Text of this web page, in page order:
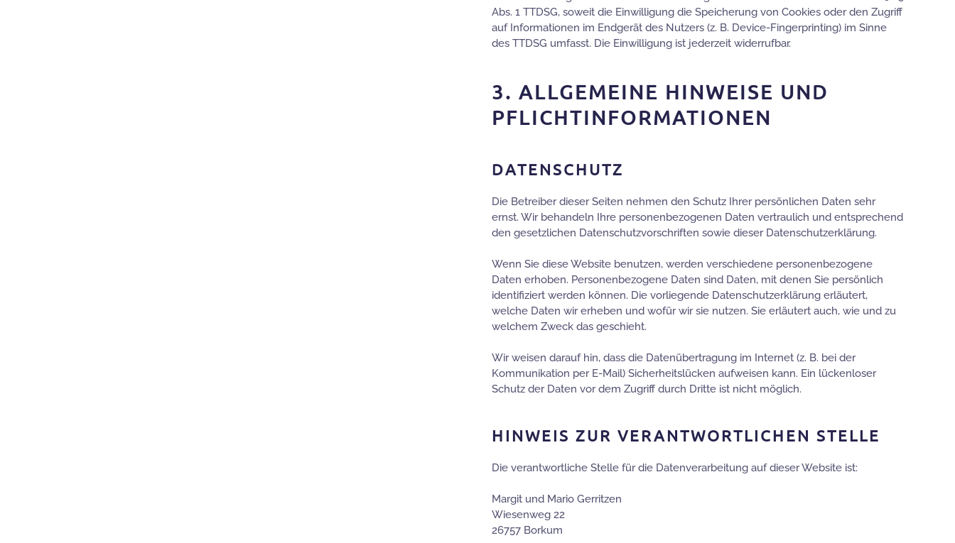
Abs. 1 TTDSG, soweit die Einwilligung die Speicherung von Cookies oder den Zugriff
auf Informationen im Endgerät des Nutzers (z. B. Device-Fingerprinting) im Sinne
des TTDSG umfasst. Die Einwilligung ist jederzeit widerrufbar.
3. ALLGEMEINE HINWEISE UND
PFLICHTINFORMATIONEN
DATENSCHUTZ
Die Betreiber dieser Seiten nehmen den Schutz Ihrer persönlichen Daten sehr
ernst. Wir behandeln Ihre personenbezogenen Daten vertraulich und entsprechend
den gesetzlichen Datenschutzvorschriften sowie dieser Datenschutzerklärung.
Wenn Sie diese Website benutzen, werden verschiedene personenbezogene
Daten erhoben. Personenbezogene Daten sind Daten, mit denen Sie persönlich
identifiziert werden können. Die vorliegende Datenschutzerklärung erläutert,
welche Daten wir erheben und wofür wir sie nutzen. Sie erläutert auch, wie und zu
welchem Zweck das geschieht.
Wir weisen darauf hin, dass die Datenübertragung im Internet (z. B. bei der
Kommunikation per E-Mail) Sicherheitslücken aufweisen kann. Ein lückenloser
Schutz der Daten vor dem Zugriff durch Dritte ist nicht möglich.
HINWEIS ZUR VERANTWORTLICHEN STELLE
Die verantwortliche Stelle für die Datenverarbeitung auf dieser Website ist:
Margit und Mario Gerritzen
Wiesenweg 22
26757 Borkum